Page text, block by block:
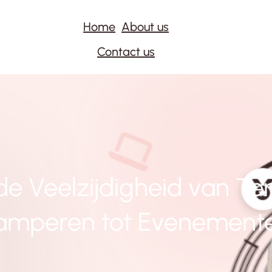
Home About us
Contact us
Veelzijdigheid van
tot